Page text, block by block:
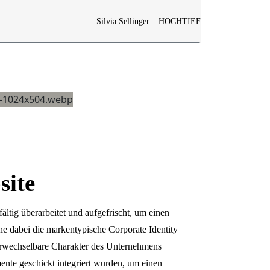
Silvia Sellinger – HOCHTIEF
überarbeitet und aufgefrischt, um einen
dabei die markentypische Corporate Identity
Charakter des Unternehmens
geschickt integriert wurden, um einen